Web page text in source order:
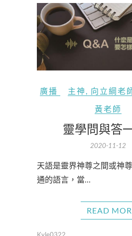
廣播 主神 , 向立綱老
黃老師
靈學問與答
2020-11-12
天語是靈界神尊之間或神
通的語言，當…
READ